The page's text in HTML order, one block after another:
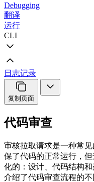
Debugging
翻译
运行
CLI
日志记录
复制页面
代码审查
审核拉取请求是一种常
保了代码的正常运行，
化的：设计、代码结构
介绍了代码审查流程的不